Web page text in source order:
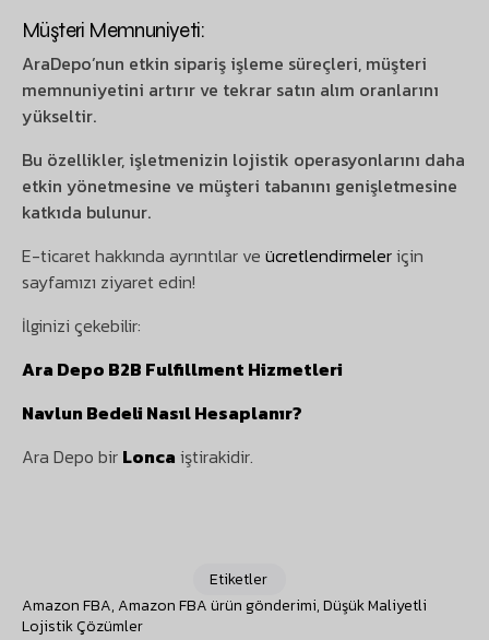
Müşteri Memnuniyeti:
AraDepo’nun etkin sipariş işleme süreçleri, müşteri
memnuniyetini artırır ve tekrar satın alım oranlarını
yükseltir.
Bu özellikler, işletmenizin lojistik operasyonlarını daha
etkin yönetmesine ve müşteri tabanını genişletmesine
katkıda bulunur.
E-ticaret hakkında ayrıntılar ve ücretlendirmeleriçin
sayfamızı ziyaret edin!
İlginizi çekebilir:
Ara Depo B2B Fulfillment Hizmetleri
Navlun Bedeli Nasıl Hesaplanır?
Ara Depo bir Lonca iştirakidir.
Etiketler
Amazon FBA, Amazon FBA ürün gönderimi,Düşük Maliyetli
Lojistik Çözümler